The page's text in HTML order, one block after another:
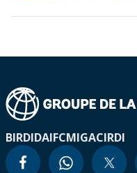
BIRDIDAIFCMIGACIRDI